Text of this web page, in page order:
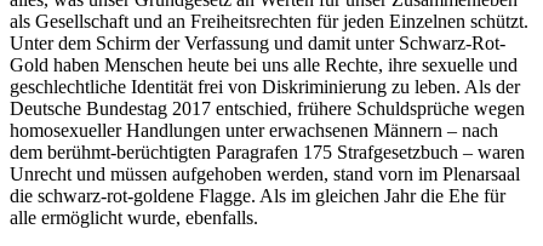
als Gesellschaft und an Freiheitsrechten für jeden Einzelnen schützt.
Unter dem Schirm der Verfassung und damit unter Schwarz-Rot-
Gold haben Menschen heute bei uns alle Rechte, ihre sexuelle und
geschlechtliche Identität frei von Diskriminierung zu leben. Als der
Deutsche Bundestag 2017 entschied, frühere Schuldsprüche wegen
homosexueller Handlungen unter erwachsenen Männern – nach
dem berühmt-berüchtigten Paragrafen 175 Strafgesetzbuch – waren
Unrecht und müssen aufgehoben werden, stand vorn im Plenarsaal
die schwarz-rot-goldene Flagge. Als im gleichen Jahr die Ehe für
alle ermöglicht wurde, ebenfalls.